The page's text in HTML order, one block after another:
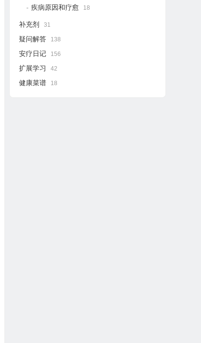
疾病原因和疗愈 18
补充剂 31
疑问解答 138
安疗日记 156
扩展学习 42
健康菜谱 18